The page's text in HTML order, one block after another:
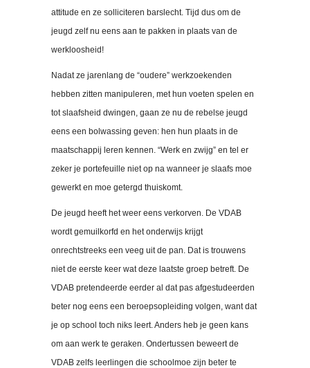
attitude en ze solliciteren barslecht. Tijd dus om de
jeugd zelf nu eens aan te pakken in plaats van de
werkloosheid!
Nadat ze jarenlang de “oudere” werkzoekenden
hebben zitten manipuleren, met hun voeten spelen en
tot slaafsheid dwingen, gaan ze nu de rebelse jeugd
eens een bolwassing geven: hen hun plaats in de
maatschappij leren kennen. “Werk en zwijg” en tel er
zeker je portefeuille niet op na wanneer je slaafs moe
gewerkt en moe getergd thuiskomt.
De jeugd heeft het weer eens verkorven. De VDAB
wordt gemuilkorfd en het onderwijs krijgt
onrechtstreeks een veeg uit de pan. Dat is trouwens
niet de eerste keer wat deze laatste groep betreft. De
VDAB pretendeerde eerder al dat pas afgestudeerden
beter nog eens een beroepsopleiding volgen, want dat
je op school toch niks leert. Anders heb je geen kans
om aan werk te geraken. Ondertussen beweert de
VDAB zelfs leerlingen die schoolmoe zijn beter te